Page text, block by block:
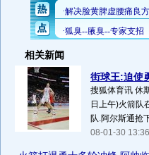
相关新闻
街球王:迫使
搜狐体育讯 休
日上午)火箭队
队.阿尔斯通抢
08-01-30 13:36